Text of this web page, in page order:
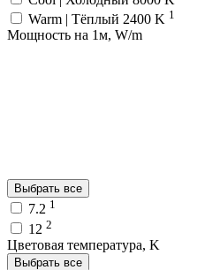
Warm | Тёплый 2400 K 1
Мощность на 1м, W/m
Выбрать все
7.2 1
12 2
Цветовая температура, K
Выбрать все